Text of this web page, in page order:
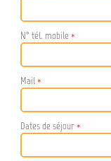
N° tél. mobile *
Mail *
Dates de séjour *